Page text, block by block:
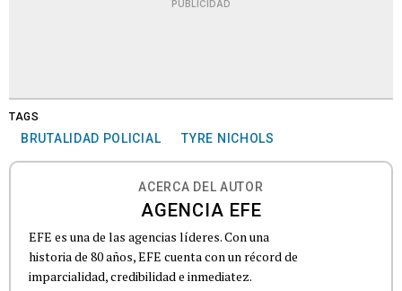
PUBLICIDAD
TAGS
BRUTALIDAD POLICIAL TYRE NICHOLS
ACERCA DEL AUTOR
AGENCIA EFE
EFE es una de las agencias líderes. Con una
historia de 80 años, EFE cuenta con un récord de
imparcialidad, credibilidad e inmediatez.